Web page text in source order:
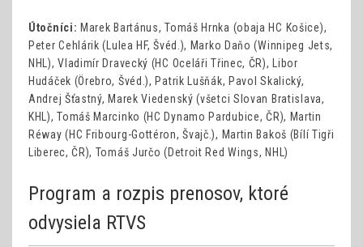
Útočníci: Marek Bartánus, Tomáš Hrnka (obaja HC Košice),
Peter Cehlárik (Lulea HF, Švéd.), Marko Daňo (Winnipeg Jets,
NHL), Vladimír Dravecký (HC Oceláři Třinec, ČR), Libor
Hudáček (Örebro, Švéd.), Patrik Lušňák, Pavol Skalický,
Andrej Šťastný, Marek Viedenský (všetci Slovan Bratislava,
KHL), Tomáš Marcinko (HC Dynamo Pardubice, ČR), Martin
Réway (HC Fribourg-Gottéron, Švajč.), Martin Bakoš (Bílí Tigři
Liberec, ČR), Tomáš Jurčo (Detroit Red Wings, NHL)
Program a rozpis prenosov, ktoré
odvysiela RTVS